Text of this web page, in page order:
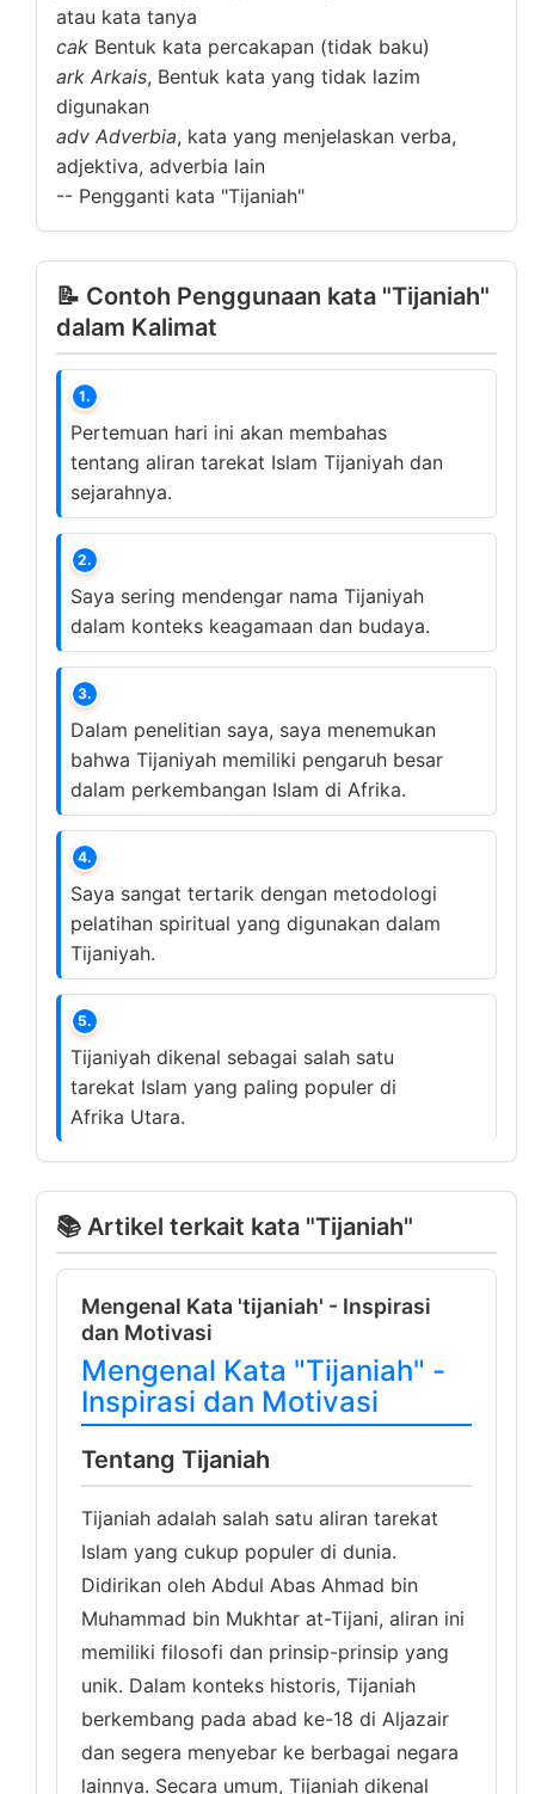
atau kata tanya
cak Bentuk kata percakapan (tidak baku)
ark Arkais, Bentuk kata yang tidak lazim
digunakan
adv Adverbia, kata yang menjelaskan verba,
adjektiva, adverbia lain
-- Pengganti kata "Tijaniah"
📝 Contoh Penggunaan kata "Tijaniah"
dalam Kalimat
1.
Pertemuan hari ini akan membahas
tentang aliran tarekat Islam Tijaniyah dan
sejarahnya.
2.
Saya sering mendengar nama Tijaniyah
dalam konteks keagamaan dan budaya.
3.
Dalam penelitian saya, saya menemukan
bahwa Tijaniyah memiliki pengaruh besar
dalam perkembangan Islam di Afrika.
4.
Saya sangat tertarik dengan metodologi
pelatihan spiritual yang digunakan dalam
Tijaniyah.
5.
Tijaniyah dikenal sebagai salah satu
tarekat Islam yang paling populer di
Afrika Utara.
📚 Artikel terkait kata "Tijaniah"
Mengenal Kata 'tijaniah' - Inspirasi
dan Motivasi
Mengenal Kata "Tijaniah" -
Inspirasi dan Motivasi
Tentang Tijaniah
Tijaniah adalah salah satu aliran tarekat
Islam yang cukup populer di dunia.
Didirikan oleh Abdul Abas Ahmad bin
Muhammad bin Mukhtar at-Tijani, aliran ini
memiliki filosofi dan prinsip-prinsip yang
unik. Dalam konteks historis, Tijaniah
berkembang pada abad ke-18 di Aljazair
dan segera menyebar ke berbagai negara
lainnya. Secara umum, Tijaniah dikenal